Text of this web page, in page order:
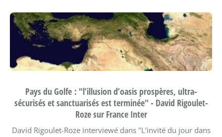
Pays du Golfe : "l’illusion d’oasis prospères, ultra-
sécurisés et sanctuarisés est terminée" - David Rigoulet-
Roze sur France Inter
David Rigoulet-Roze interviewé dans "L’invité du jour dans